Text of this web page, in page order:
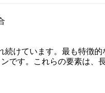
続けています。最も特徴的
です。これらの要素は、